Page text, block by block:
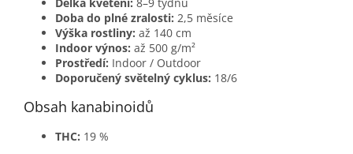
Doba do plné zralosti: 2,5 měsíce
Výška rostliny: až 140 cm
Indoor výnos: až 500 g/m²
Prostředí: Indoor / Outdoor
Doporučený světelný cyklus: 18/6
Obsah kanabinoidů
THC: 19 %